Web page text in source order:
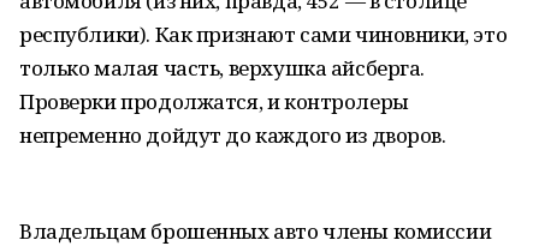
республики). Как признают сами чиновники, это
только малая часть, верхушка айсберга.
Проверки продолжатся, и контролеры
непременно дойдут до каждого из дворов.
Владельцам брошенных авто члены комиссии